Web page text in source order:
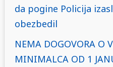
da pogine Policija
obezbedil
NEMA DOGOVORA O
MINIMALCA OD 1